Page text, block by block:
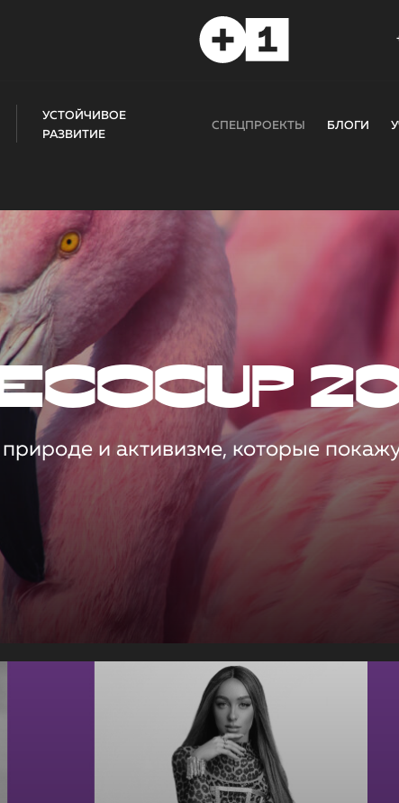
УСТОЙЧИВОЕ
РАЗВИТИЕ
СПЕЦПРОЕКТЫ БЛОГИ
и активизме, которые